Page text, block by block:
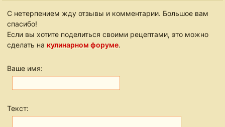
С нетерпением жду отзывы и комментарии. Большое вам
спасибо!
Если вы хотите поделиться своими рецептами, это можно
сделать на кулинарном форуме.
Ваше имя:
Текст: